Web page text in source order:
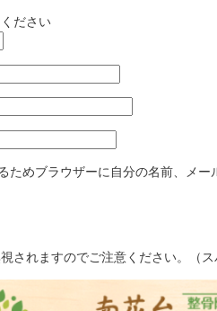
ださい
ためブラウザーに自分の名前、メー
されますのでご注意ください。（